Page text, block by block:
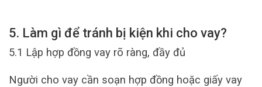
5. Làm gì để tránh bị kiện khi cho vay?
5.1 Lập hợp đồng vay rõ ràng, đầy đủ
Người cho vay cần soạn hợp đồng hoặc giấy vay